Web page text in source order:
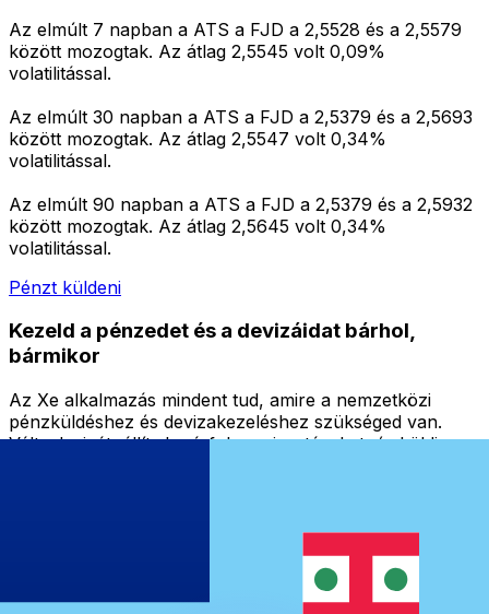
Az elmúlt 7 napban a ATS a FJD a 2,5528 és a 2,5579
között mozogtak. Az átlag 2,5545 volt 0,09%
volatilitással.
Az elmúlt 30 napban a ATS a FJD a 2,5379 és a 2,5693
között mozogtak. Az átlag 2,5547 volt 0,34%
volatilitással.
Az elmúlt 90 napban a ATS a FJD a 2,5379 és a 2,5932
között mozogtak. Az átlag 2,5645 volt 0,34%
volatilitással.
Pénzt küldeni
Kezeld a pénzedet és a devizáidat bárhol,
bármikor
Az Xe alkalmazás mindent tud, amire a nemzetközi
pénzküldéshez és devizakezeléshez szükséged van.
Válts devizát, állíts be árfolyamriasztásokat, és küldj